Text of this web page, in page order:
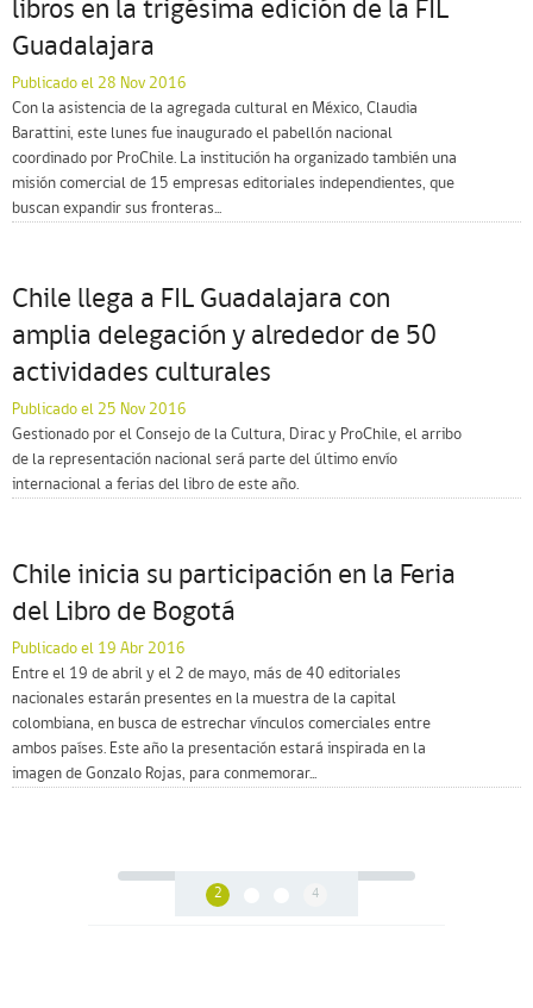
libros en la trigésima edición de la FIL
Guadalajara
Publicado el 28 Nov 2016
Con la asistencia de la agregada cultural en México, Claudia
Barattini, este lunes fue inaugurado el pabellón nacional
coordinado por ProChile. La institución ha organizado también una
misión comercial de 15 empresas editoriales independientes, que
buscan expandir sus fronteras...
Chile llega a FIL Guadalajara con
amplia delegación y alrededor de 50
actividades culturales
Publicado el 25 Nov 2016
Gestionado por el Consejo de la Cultura, Dirac y ProChile, el arribo
de la representación nacional será parte del último envío
internacional a ferias del libro de este año.
Chile inicia su participación en la Feria
del Libro de Bogotá
Publicado el 19 Abr 2016
Entre el 19 de abril y el 2 de mayo, más de 40 editoriales
nacionales estarán presentes en la muestra de la capital
colombiana, en busca de estrechar vínculos comerciales entre
ambos países. Este año la presentación estará inspirada en la
imagen de Gonzalo Rojas, para conmemorar...
2 4